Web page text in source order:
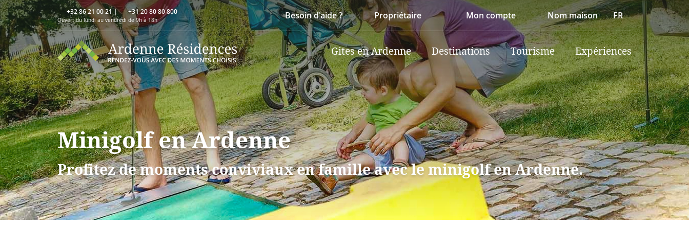
+32 86 21 00 21| +31 20 80 80 800
Ouvert du lundi au vendredi de 9h à 18h Besoin d'aide ? Propriétaire Mon compte Nom maison FR
Gites en Ardenne Destinations Tourisme Expériences
Minigolf en Ardenne
Profitez de moments conviviaux en famille avec le minigolf en Ardenne.